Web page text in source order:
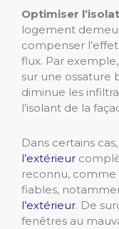
Optimiser
logement
compenser
flux. Par
sur une ossature
diminue les
l’isolant de la
Dans certains
l’extérieur
reconnu, comme
fiables,
l’extérieur. De
fenêtres au